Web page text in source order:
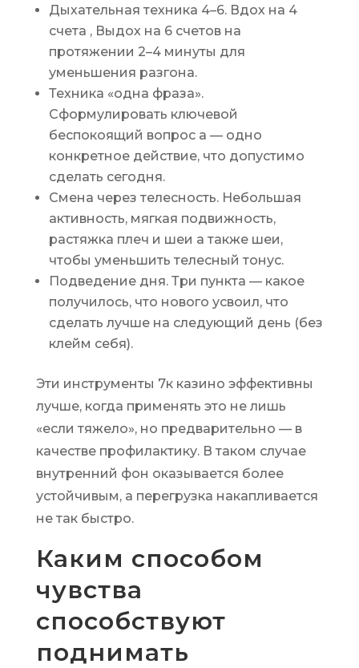
Дыхательная техника 4–6. Вдох на 4
счета , Выдох на 6 счетов на
протяжении 2–4 минуты для
уменьшения разгона.
Техника «одна фраза».
Сформулировать ключевой
беспокоящий вопрос а — одно
конкретное действие, что допустимо
сделать сегодня.
Смена через телесность. Небольшая
активность, мягкая подвижность,
растяжка плеч и шеи а также шеи,
чтобы уменьшить телесный тонус.
Подведение дня. Три пункта — какое
получилось, что нового усвоил, что
сделать лучше на следующий день (без
клейм себя).
Эти инструменты 7к казино эффективны
лучше, когда применять это не лишь
«если тяжело», но предварительно — в
качестве профилактику. В таком случае
внутренний фон оказывается более
устойчивым, а перегрузка накапливается
не так быстро.
Каким способом
чувства
способствуют
поднимать